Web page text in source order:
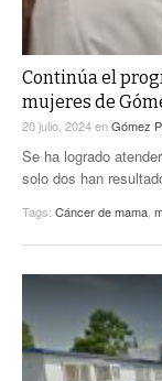
Continúa el
mujeres de
20 julio, 2024enGómez
Se ha logrado
solo dos han
Tags: Cáncer de mama,